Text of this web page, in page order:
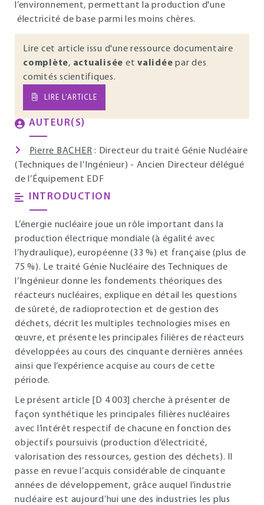
l’environnement, permettant la production d'une
électricité de base parmi les moins chères.
Lire cet article issu d'une ressource documentaire
complète, actualisée et validée par des
comités scientifiques.
LIRE L’ARTICLE
AUTEUR(S)
Pierre BACHER : Directeur du traité Génie Nucléaire
(Techniques de l’Ingénieur) - Ancien Directeur délégué
de l’Équipement EDF
INTRODUCTION
L’énergie nucléaire joue un rôle important dans la
production électrique mondiale (à égalité avec
l’hydraulique), européenne (33 %) et française (plus de
75 %). Le traité Génie Nucléaire des Techniques de
l’Ingénieur donne les fondements théoriques des
réacteurs nucléaires, explique en détail les questions
de sûreté, de radioprotection et de gestion des
déchets, décrit les multiples technologies mises en
œuvre, et présente les principales filières de réacteurs
développées au cours des cinquante dernières années
ainsi que l’expérience acquise au cours de cette
période.
Le présent article [D 4 003] cherche à présenter de
façon synthétique les principales filières nucléaires
avec l’intérêt respectif de chacune en fonction des
objectifs poursuivis (production d’électricité,
valorisation des ressources, gestion des déchets). Il
passe en revue l’acquis considérable de cinquante
années de développement, grâce auquel l’industrie
nucléaire est aujourd’hui une des industries les plus